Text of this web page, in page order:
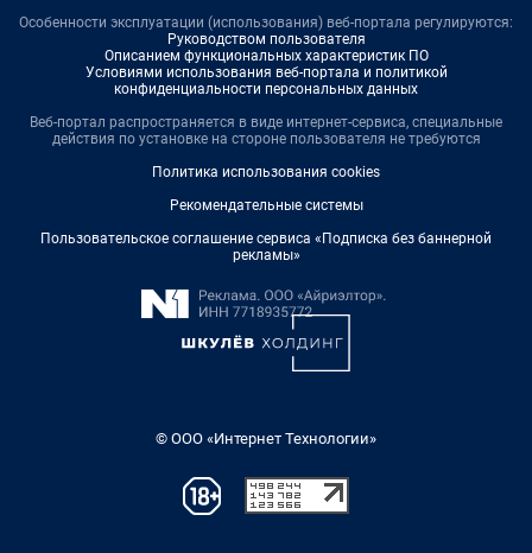
Особенности эксплуатации (использования) веб-портала регулируются:
Руководством пользователя
Описанием функциональных характеристик ПО
Условиями использования веб-портала и политикой
конфиденциальности персональных данных
Веб-портал распространяется в виде интернет-сервиса, специальные
действия по установке на стороне пользователя не требуются
Политика использования cookies
Рекомендательные системы
Пользовательское соглашение сервиса «Подписка без баннерной
рекламы»
© ООО «Интернет Технологии»